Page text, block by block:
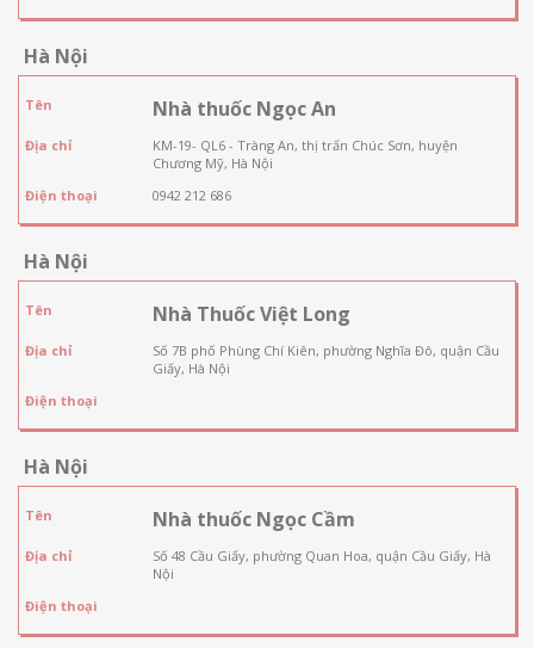
Hà Nội
Tên Nhà thuốc Ngọc An
Địa chỉ
KM-19- QL6 - Tràng An, thị trấn Chúc Sơn, huyện
Chương Mỹ, Hà Nội
Điện thoại
0942 212 686
Hà Nội
Tên Nhà Thuốc Việt Long
Địa chỉ
Số 7B phố Phùng Chí Kiên, phường Nghĩa Đô, quận Cầu
Giấy, Hà Nội
Điện thoại
Hà Nội
Tên Nhà thuốc Ngọc Cầm
Địa chỉ
Số 48 Cầu Giấy, phường Quan Hoa, quận Cầu Giấy, Hà
Nội
Điện thoại